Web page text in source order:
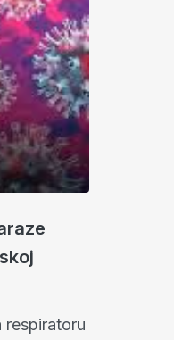
respiratoru